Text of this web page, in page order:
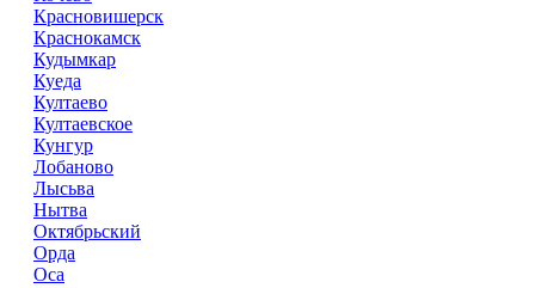
Красновишерск
Краснокамск
Кудымкар
Куеда
Култаево
Култаевское
Кунгур
Лобаново
Лысьва
Нытва
Октябрьский
Орда
Оса